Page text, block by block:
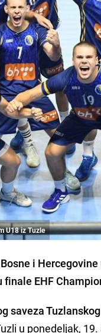
U18 iz Tuzle
i
EHF
saveza
u ponedeljak,